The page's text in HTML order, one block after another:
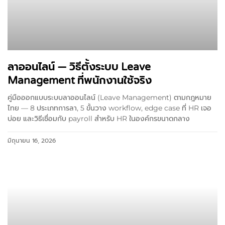
ลาออนไลน์ — วิธีตั้งระบบ Leave
Management ที่พนักงานใช้จริง
คู่มือออกแบบระบบลาออนไลน์ (Leave Management) ตามกฎหมาย
ไทย — 8 ประเภทการลา, 5 ขั้นวาง workflow, edge case ที่ HR เจอ
บ่อย และวิธีเชื่อมกับ payroll สำหรับ HR ในองค์กรขนาดกลาง
มิถุนายน 16, 2026